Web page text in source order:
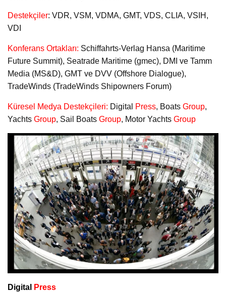
Destekçiler: VDR, VSM, VDMA, GMT, VDS, CLIA, VSIH,
VDI
Konferans Ortakları: Schiffahrts-Verlag Hansa (Maritime
Future Summit), Seatrade Maritime (gmec), DMI ve Tamm
Media (MS&D), GMT ve DVV (Offshore Dialogue),
TradeWinds (TradeWinds Shipowners Forum)
Küresel Medya Destekçileri: Digital Press, Boats Group,
Yachts Group, Sail Boats Group, Motor Yachts Group
Digital Press